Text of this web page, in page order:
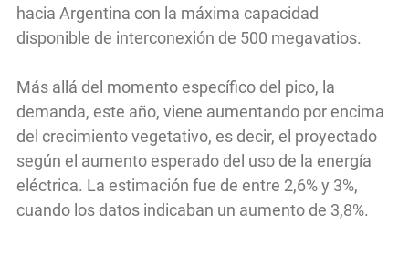
hacia Argentina con la máxima capacidad
disponible de interconexión de 500 megavatios.
Más allá del momento específico del pico, la
demanda, este año, viene aumentando por encima
del crecimiento vegetativo, es decir, el proyectado
según el aumento esperado del uso de la energía
eléctrica. La estimación fue de entre 2,6% y 3%,
cuando los datos indicaban un aumento de 3,8%.